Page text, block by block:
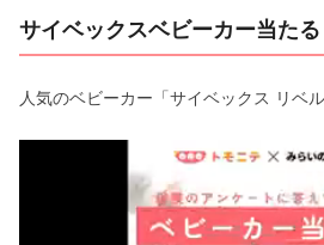
サイベックスベビーカー当たる
人気のベビーカー「サイベックス リベ